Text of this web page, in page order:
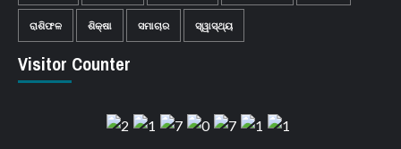
ରାଶିଫଳ ଶିକ୍ଷା ସମାଚାର ସ୍ୱାସ୍ଥ୍ୟ
Visitor Counter